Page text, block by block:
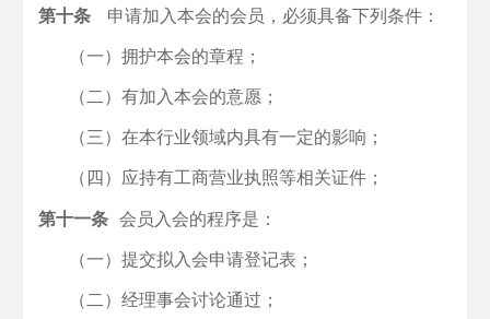
第十条 申请加入本会的会员，必须具备下列条件：
（一）拥护本会的章程；
（二）有加入本会的意愿；
（三）在本行业领域内具有一定的影响；
（四）应持有工商营业执照等相关证件；
第十一条 会员入会的程序是：
（一）提交拟入会申请登记表；
（二）经理事会讨论通过；